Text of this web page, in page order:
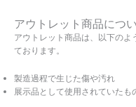
アウトレット商品につ
アウトレット商品は、以下のよ
ております。
製造過程で生じた傷や汚れ
展示品として使用されていたも